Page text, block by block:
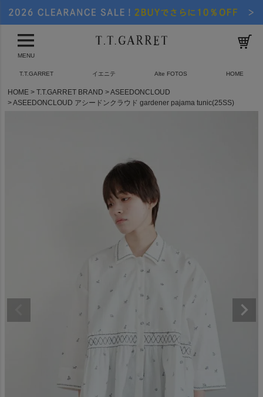
MENU
T.T.GARRET イエニテ Alte FOTOS HOME
HOME T.T.GARRET BRAND
ASEEDONCLOUD
ASEEDONCLOUD アシードンクラウド gardener pajama tunic(25SS)